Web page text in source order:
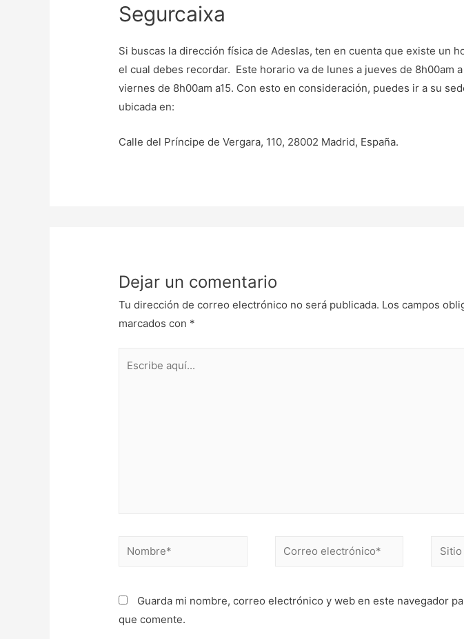
Segurcaixa
Si buscas la dirección física de Adeslas, ten en cuenta que existe un
el cual debes recordar. Este horario va de lunes a jueves de 8h00am
viernes de 8h00am a15. Con esto en consideración, puedes ir a su
ubicada en:
Calle del Príncipe de Vergara, 110, 28002 Madrid, España.
Dejar un comentario
Tu dirección de correo electrónico no será publicada. Los campos
marcados con *
Nombre*
Correo
Sitio
Guarda mi nombre, correo electrónico y web en este navegador
que comente.